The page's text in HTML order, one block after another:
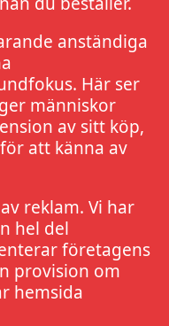
anständiga
Här ser
människor
av sitt köp,
att känna av
reklam. Vi har
hel del
företagens
provision om
hemsida